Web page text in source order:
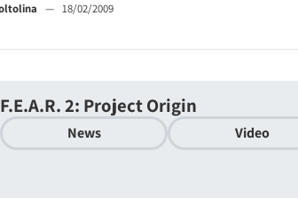
— 18/02/2009
F.E.A.R. 2: Project Origin
News Video